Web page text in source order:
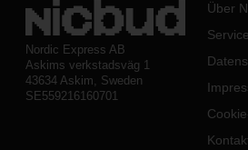
Nordic Express AB
Askims verkstadsväg 1
43634 Askim, Sweden
SE559216160701
Über